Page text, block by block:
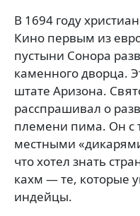
В 1694 году
Кино первым из
пустыни Сонора
каменного дворца.
штате Аризона.
расспрашивал о
племени пима. Он с
местными
что хотел знать
кахм — те, которые
индейцы.